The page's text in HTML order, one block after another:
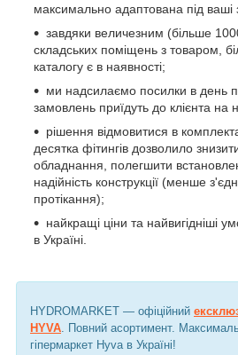
максимально адаптована під ваші
завдяки величезним (більше
складських поміщень з товаром,
каталогу є в наявності;
ми надсилаємо посилки в день
замовлень приїдуть до клієнта на
рішення відмовитися в
десятка фітингів дозволило
обладнання, полегшити
надійність конструкції (менше
протікання);
найкращі ціни та найвигідніші
в Україні.
HYDROMARKET — офіційний
HYVA . Повний асортимент.
гіпермаркет Hyva в Україні!